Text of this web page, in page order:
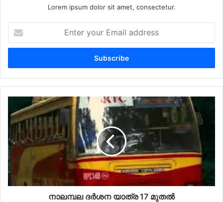
Lorem ipsum dolor sit amet, consectetur.
your
Email
നാലമ്പല ദര്‍ശന യാത്ര 17 മുതല്‍